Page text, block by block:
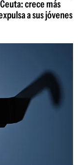
crece más
a sus jóvenes